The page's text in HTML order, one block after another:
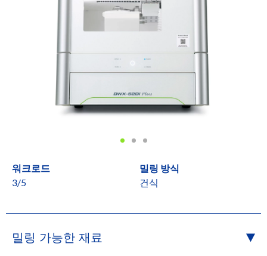
워크로드
3/5
밀링 방식
건식
밀링 가능한 재료